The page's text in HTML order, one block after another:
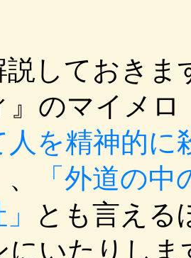
説しておき
』のマイメロ
人を精神的
、
「外道の中
とも言える
にいたりしま